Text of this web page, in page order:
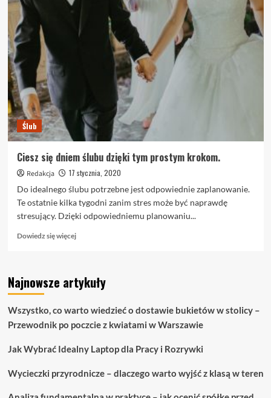
Ślub
Ciesz się dniem ślubu dzięki tym prostym krokom.
Redakcja
17 stycznia, 2020
Do idealnego ślubu potrzebne jest odpowiednie zaplanowanie.
Te ostatnie kilka tygodni zanim stres może być naprawdę
stresujący. Dzięki odpowiedniemu planowaniu...
Dowiedz się więcejDowiedz
Ciesz
się
ślubu
dzięki
prostym
Najnowsze artykuły
Wszystko, co warto wiedzieć o dostawie bukietów w stolicy –
Przewodnik po poczcie z kwiatami w Warszawie
Jak Wybrać Idealny Laptop dla Pracy i Rozrywki
Wycieczki przyrodnicze – dlaczego warto wyjść z klasą w teren